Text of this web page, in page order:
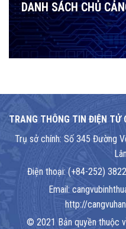
DANH SÁCH CHỦ
TRANG THÔNG TIN ĐIỆN TỬ
Trụ sở chính: Số 345 Đường
Điện thoại: (+84-252)
Email:
http://
© 2021 Bản quyền thuộc